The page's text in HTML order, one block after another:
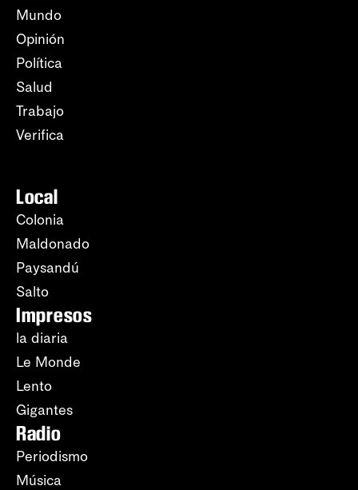
Mundo
Opinión
Política
Salud
Trabajo
Verifica
Local
Colonia
Maldonado
Paysandú
Salto
Impresos
la diaria
Le Monde
Lento
Gigantes
Radio
Periodismo
Música